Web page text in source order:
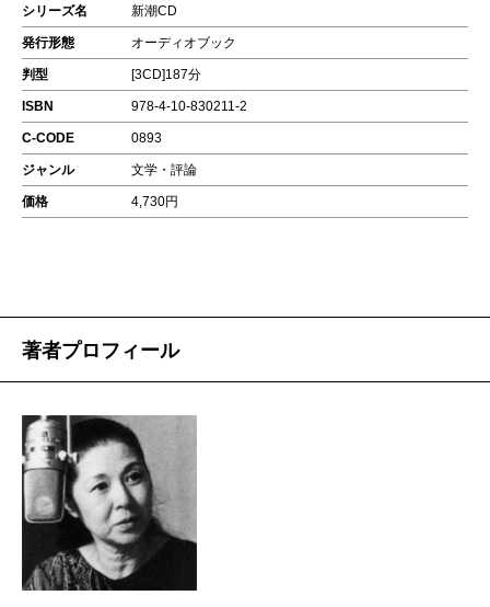
シリーズ名 新潮CD
発行形態 オーディオブック
判型 [3CD]187分
ISBN 978-4-10-830211-2
C-CODE 0893
ジャンル 文学・評論
価格 4,730円
著者プロフィール